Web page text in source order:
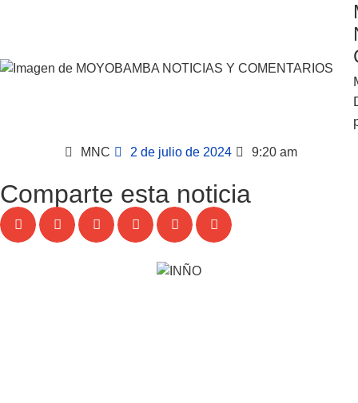
MNC 2 de julio de 2024 9:20 am
Comparte esta noticia